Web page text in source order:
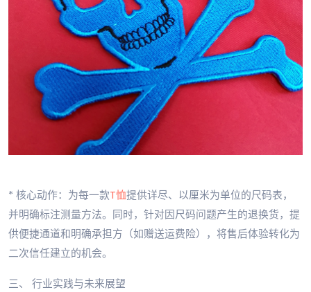
* 核心动作：为每一款T恤提供详尽、以厘米为单位的尺码表，
并明确标注测量方法。同时，针对因尺码问题产生的退换货，提
供便捷通道和明确承担方（如赠送运费险），将售后体验转化为
二次信任建立的机会。
三、 行业实践与未来展望